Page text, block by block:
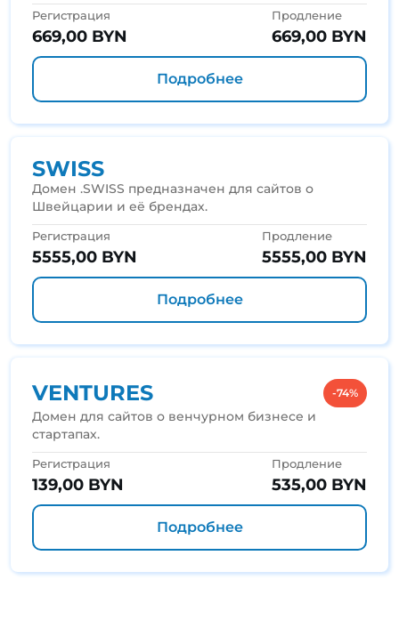
Регистрация
669,00 BYN
Продление
669,00 BYN
Подробнее
SWISS
Домен .SWISS предназначен для сайтов о
Швейцарии и её брендах.
Регистрация
5555,00 BYN
Продление
5555,00 BYN
Подробнее
VENTURES -74%
Домен для сайтов о венчурном бизнесе и
стартапах.
Регистрация
139,00 BYN
Продление
535,00 BYN
Подробнее